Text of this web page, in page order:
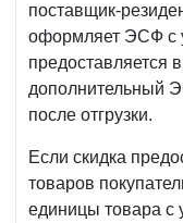
поставщик-
оформляет ЭСФ с
предоставляется
дополнительный
после отгрузки.
Если скидка
товаров
единицы товара с